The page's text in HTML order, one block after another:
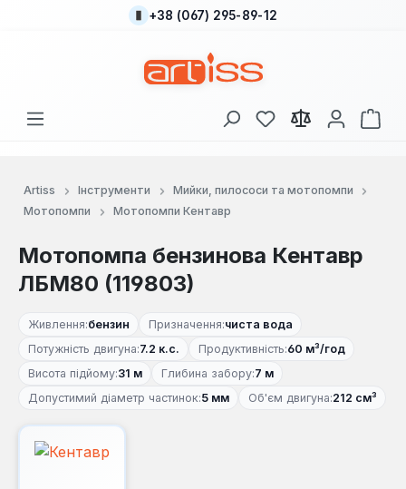
Перейти до основного вмісту
+38 (067) 295-89-12
У вас є 0 у списку
Artiss Інструменти
Мийки, пилососи та мотопомпи
Мотопомпи
Мотопомпи Кентавр
Мотопомпа бензинова Кентавр
ЛБМ80 (119803)
Живлення:бензин Призначення:чиста вода
Потужність двигуна:7.2 к.с. Продуктивність:60 м³/год
Висота підйому:31 м Глибина забору:7 м
Допустимий діаметр частинок:5 мм Об'єм двигуна:212 см³